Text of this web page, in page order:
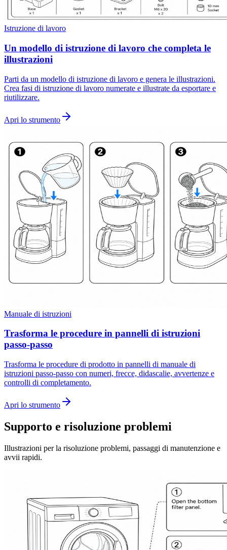
Istruzione di lavoro
Un modello di istruzione di lavoro che completa le
illustrazioni
Parti da un modello di istruzione di lavoro e genera le illustrazioni.
Crea fasi di istruzione di lavoro numerate e illustrate da esportare e
riutilizzare.
Apri lo strumento
Manuale di istruzioni
Trasforma le procedure in pannelli di istruzioni
passo-passo
Trasforma le procedure di prodotto in pannelli di manuale di
istruzioni passo-passo con numeri, frecce, didascalie, avvertenze e
controlli di completamento.
Apri lo strumento
Supporto e risoluzione problemi
Illustrazioni per la risoluzione problemi, passaggi di manutenzione e
avvii rapidi.